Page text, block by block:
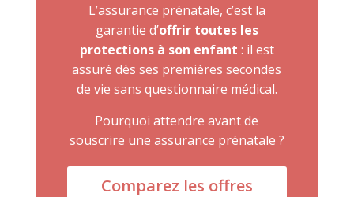
L’assurance prénatale, c’est la
garantie d’offrir toutes les
protections à son enfant : il est
assuré dès ses premières secondes
de vie sans questionnaire médical.
Pourquoi attendre avant de
souscrire une assurance prénatale ?
Comparez les offres